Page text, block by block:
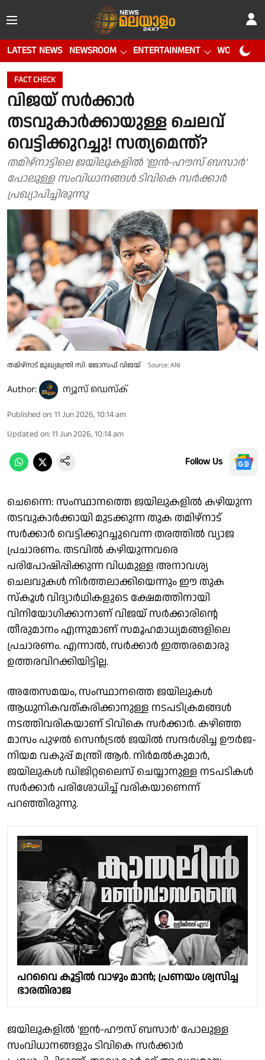
LATEST NEWS NEWSROOM ENTERTAINMENT WORLD CUP
FACT CHECK
വിജയ് സർക്കാർ
തടവുകാർക്കായുള്ള ചെലവ്
വെട്ടിക്കുറച്ചു! സത്യമെന്ത്?
തമിഴ്‌നാട്ടിലെ ജയിലുകളിൽ 'ഇൻ-ഹൗസ് ബസാർ'
പോലുള്ള സംവിധാനങ്ങൾ ടിവികെ സർക്കാർ
പ്രഖ്യാപിച്ചിരുന്നു
തമിഴ്‌നാട് മുഖ്യമന്ത്രി സി. ജോസഫ് വിജയ് Source: ANI
Author: ന്യൂസ് ഡെസ്ക്
Published on: 11 Jun 2026, 10:14 am
Updated on: 11 Jun 2026, 10:14 am
Follow Us
ചെന്നൈ: സംസ്ഥാനത്തെ ജയിലുകളിൽ കഴിയുന്ന
തടവുകാർക്കായി മുടക്കുന്ന തുക തമിഴ്‌നാട്
സർക്കാർ വെട്ടിക്കുറച്ചുവെന്ന തരത്തിൽ വ്യാജ
പ്രചാരണം. തടവിൽ കഴിയുന്നവരെ
പരിപോഷിപ്പിക്കുന്ന വിധമുള്ള അനാവശ്യ
ചെലവുകൾ നിർത്തലാക്കിയെന്നും ഈ തുക
സ്കൂൾ വിദ്യാർഥികളുടെ ക്ഷേമത്തിനായി
വിനിയോഗിക്കാനാണ് വിജയ് സർക്കാരിന്റെ
തീരുമാനം എന്നുമാണ് സമൂഹമാധ്യമങ്ങളിലെ
പ്രചാരണം. എന്നാൽ, സർക്കാർ ഇത്തരമൊരു
ഉത്തരവിറക്കിയിട്ടില്ല.
അതേസമയം, സംസ്ഥാനത്തെ ജയിലുകൾ
ആധുനികവത്കരിക്കാനുള്ള നടപടിക്രമങ്ങൾ
നടത്തിവരികയാണ് ടിവികെ സർക്കാർ. കഴിഞ്ഞ
മാസം പുഴൽ സെൻട്രൽ ജയിൽ സന്ദർശിച്ച ഊർജ-
നിയമ വകുപ്പ് മന്ത്രി ആർ. നിർമൽകുമാർ,
ജയിലുകൾ ഡിജിറ്റലൈസ് ചെയ്യാനുള്ള നടപടികൾ
സർക്കാർ പരിശോധിച്ച് വരികയാണെന്ന്
പറഞ്ഞിരുന്നു.
പറവൈ കൂട്ടിൽ വാഴും മാൻ​; പ്രണയം ശ്വസിച്ച
ഭാരതിരാജ
ജയിലുകളിൽ 'ഇൻ-ഹൗസ് ബസാർ' പോലുള്ള
സംവിധാനങ്ങളും ടിവികെ സർക്കാർ